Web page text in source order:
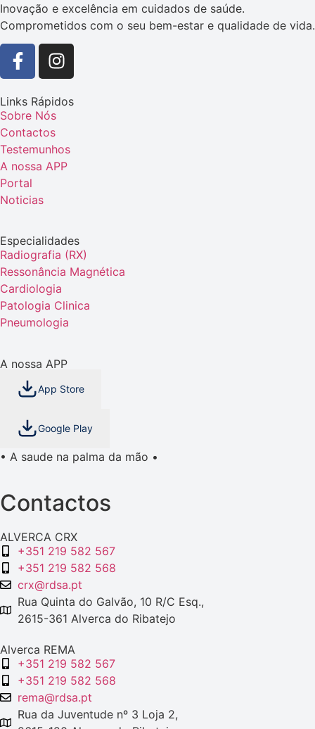
Inovação e excelência em cuidados de saúde.
Comprometidos com o seu bem-estar e qualidade de vida.
Links Rápidos
Sobre Nós
Contactos
Testemunhos
A nossa APP
Portal
Noticias
Especialidades
Radiografia (RX)
Ressonância Magnética
Cardiologia
Patologia Clinica
Pneumologia
A nossa APP
App Store
Google Play
• A saude na palma da mão •
Contactos
ALVERCA CRX
+351 219 582 567
+351 219 582 568
crx@rdsa.pt
Rua Quinta do Galvão, 10 R/C Esq.,
2615-361 Alverca do Ribatejo
Alverca REMA
+351 219 582 567
+351 219 582 568
rema@rdsa.pt
Rua da Juventude nº 3 Loja 2,